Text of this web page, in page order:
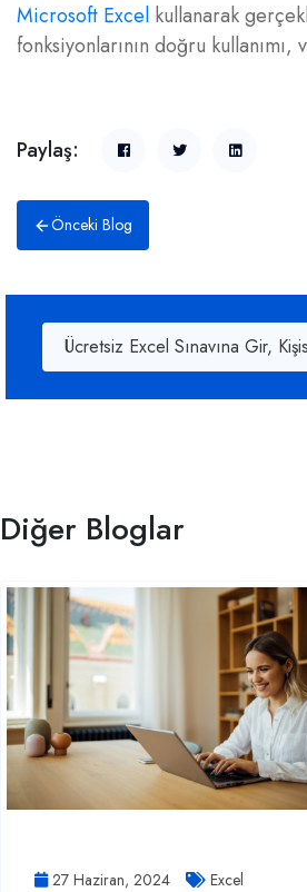
Microsoft Excel kullanarak
fonksiyonlarının doğru
Paylaş:
Önceki Blog
Ücretsiz Excel Sınavına Gir,
Diğer Bloglar
27 Haziran, 2024 Excel